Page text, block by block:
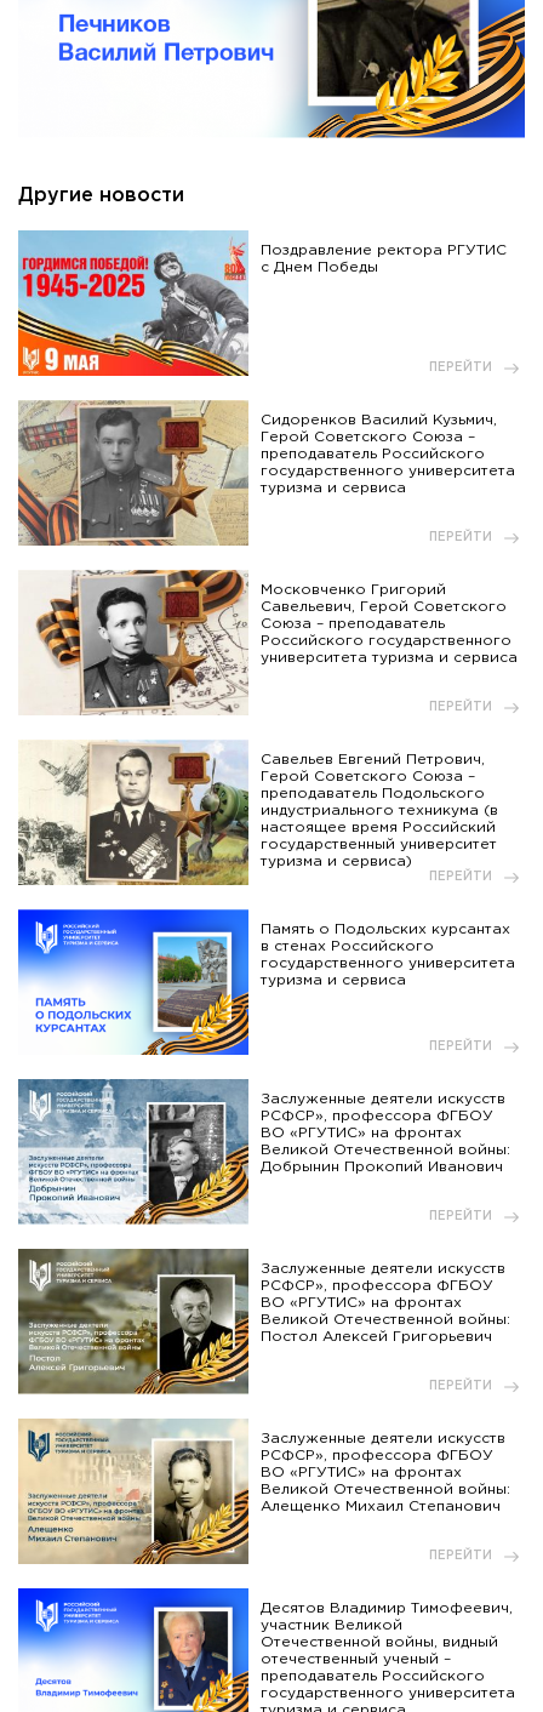
Другие новости
Поздравление ректора РГУТИС
с Днем Победы
ПЕРЕЙТИ
Сидоренков Василий Кузьмич,
Герой Советского Союза –
преподаватель Российского
государственного университета
туризма и сервиса
ПЕРЕЙТИ
Московченко Григорий
Савельевич, Герой Советского
Союза – преподаватель
Российского государственного
университета туризма и сервиса
ПЕРЕЙТИ
Савельев Евгений Петрович,
Герой Советского Союза –
преподаватель Подольского
индустриального техникума (в
настоящее время Российский
государственный университет
туризма и сервиса)
ПЕРЕЙТИ
Память о Подольских курсантах
в стенах Российского
государственного университета
туризма и сервиса
ПЕРЕЙТИ
Заслуженные деятели искусств
РСФСР», профессора ФГБОУ
ВО «РГУТИС» на фронтах
Великой Отечественной войны:
Добрынин Прокопий Иванович
ПЕРЕЙТИ
Заслуженные деятели искусств
РСФСР», профессора ФГБОУ
ВО «РГУТИС» на фронтах
Великой Отечественной войны:
Постол Алексей Григорьевич
ПЕРЕЙТИ
Заслуженные деятели искусств
РСФСР», профессора ФГБОУ
ВО «РГУТИС» на фронтах
Великой Отечественной войны:
Алещенко Михаил Степанович
ПЕРЕЙТИ
Десятов Владимир Тимофеевич,
участник Великой
Отечественной войны, видный
отечественный ученый –
преподаватель Российского
государственного университета